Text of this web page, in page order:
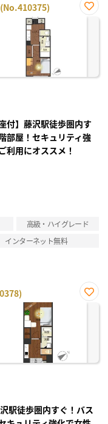
お気
付】藤沢駅徒歩圏内す
部屋！セキュリティ強
利用にオススメ！
高級・ハイグレード
インターネット無料
お気
駅徒歩圏内すぐ！バス